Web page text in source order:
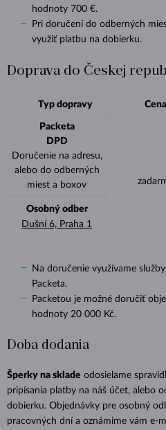
hodnoty 700 €.
Pri doručení do odberných
využiť platbu na dobierku.
Doprava do Českej
Typ dopravy Cena
Packeta
DPD
Doručenie na adresu,
alebo do odberných
miest a boxov
Osobný odber
Dušní 6, Praha 1
Na doručenie využívame
Packeta.
Packetou je možné doručiť
hodnoty 20 000 Kč.
Doba dodania
Šperky na sklade odosielame
pripísania platby na náš účet, alebo
dobierku. Objednávky pre osobný
pracovných dní a oznámime vám e-